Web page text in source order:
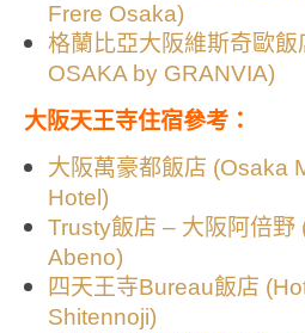
Frere Osaka)
格蘭比亞大阪維斯奇歐
OSAKA by GRANVIA)
大阪天王寺住宿參考：
大阪萬豪都飯店 (Osaka
Hotel)
Trusty飯店 – 大阪阿倍野
Abeno)
四天王寺Bureau飯店
Shitennoji)